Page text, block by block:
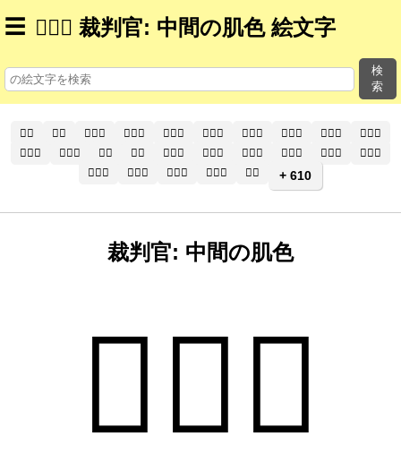
☰ 🧑🏽‍⚖ 裁判官: 中間の肌色 絵文字
検
索
🧑‍⚕️ 🧑‍⚕ 🧑🏻‍⚕️ 🧑🏻‍⚕ 🧑🏼‍⚕️ 🧑🏼‍⚕ 🧑🏽‍⚕️ 🧑🏽‍⚕ 🧑🏾‍⚕️
🧑🏾‍⚕
🧑🏿‍⚕️
🧑🏿‍⚕ 👨‍⚕️ 👨‍⚕ 👨🏻‍⚕️ 👨🏻‍⚕ 👨🏼‍⚕️ 👨🏼‍⚕ 👨🏽‍⚕️
👨🏽‍⚕
👨🏾‍⚕️
👨🏾‍⚕ 👨🏿‍⚕️ 👨🏿‍⚕ 👩‍⚕️ + 610
裁判官: 中間の肌色
🧑🏽‍⚖